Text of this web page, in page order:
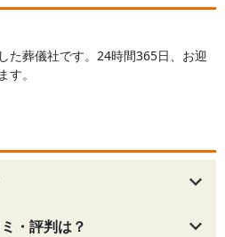
た葬儀社です。24時間365日、お迎
。
・評判は？